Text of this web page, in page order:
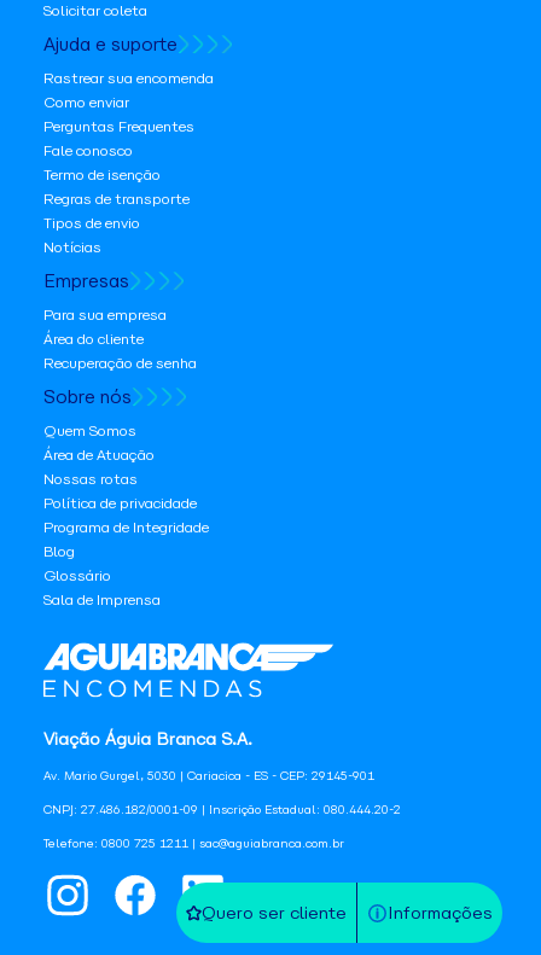
Quero ser cliente Informações
Viação Águia Branca S.A.
Av. Mario Gurgel, 5030 | Cariacica - ES - CEP: 29145-901
CNPJ: 27.486.182/0001-09 | Inscrição Estadual: 080.444.20-2
Telefone: 0800 725 1211 | sac@aguiabranca.com.br
Solicitar coleta
Ajuda e suporte
Rastrear sua encomenda
Como enviar
Perguntas Frequentes
Fale conosco
Termo de isenção
Regras de transporte
Tipos de envio
Notícias
Empresas
Para sua empresa
Área do cliente
Recuperação de senha
Sobre nós
Quem Somos
Área de Atuação
Nossas rotas
Política de privacidade
Programa de Integridade
Blog
Glossário
Sala de Imprensa